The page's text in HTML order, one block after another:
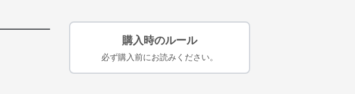
購入時のルール
必ず購入前にお読みください。